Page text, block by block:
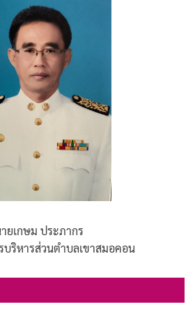
ยเกษม ประภากร
บริหารส่วนตำบลเขาสมอคอน